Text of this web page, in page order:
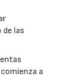
de las
a